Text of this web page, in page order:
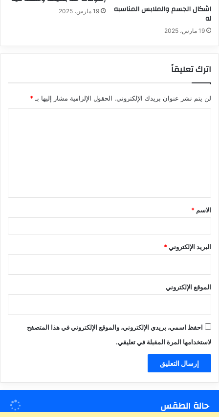
اشكال الجسم والملابس المناسبه
له
19 مارس، 2025
19 مارس، 2025
اترك تعليقاً
لن يتم نشر عنوان بريدك الإلكتروني. الحقول الإلزامية مشار إليها بـ *
*
الاسم *
البريد الإلكتروني*
الموقع الإلكتروني
احفظ اسمي، بريدي الإلكتروني، والموقع الإلكتروني في هذا المتصفح
لاستخدامها المرة المقبلة في تعليقي.
حالة الطقس